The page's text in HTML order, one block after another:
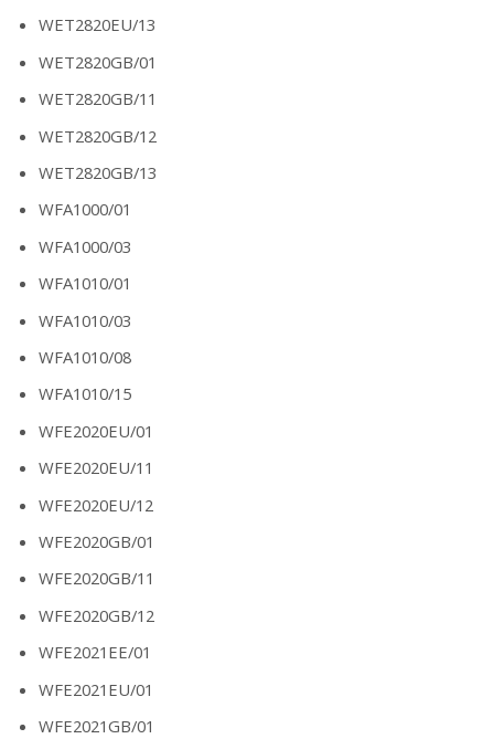
WET2820EU/13
WET2820GB/01
WET2820GB/11
WET2820GB/12
WET2820GB/13
WFA1000/01
WFA1000/03
WFA1010/01
WFA1010/03
WFA1010/08
WFA1010/15
WFE2020EU/01
WFE2020EU/11
WFE2020EU/12
WFE2020GB/01
WFE2020GB/11
WFE2020GB/12
WFE2021EE/01
WFE2021EU/01
WFE2021GB/01